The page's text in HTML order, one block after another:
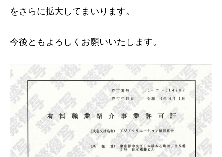
をさらに拡大してまいります。
今後ともよろしくお願いいたします。